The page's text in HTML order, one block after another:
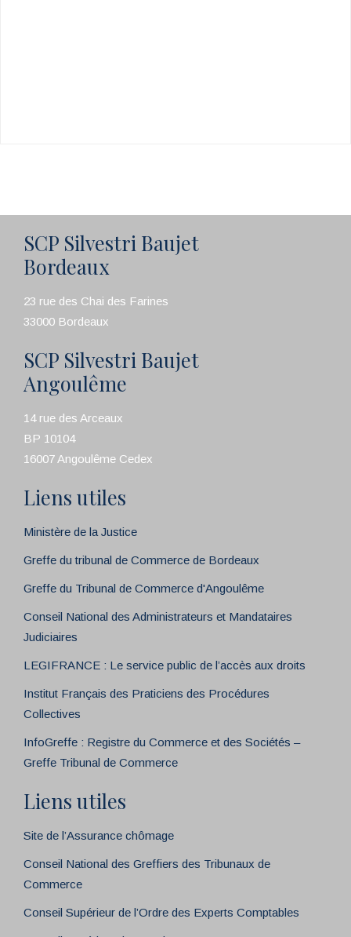
SCP Silvestri Baujet
Bordeaux
23 rue des Chai des Farines
33000 Bordeaux
SCP Silvestri Baujet
Angoulême
14 rue des Arceaux
BP 10104
16007 Angoulême Cedex
Liens utiles
Ministère de la Justice
Greffe du tribunal de Commerce de Bordeaux
Greffe du Tribunal de Commerce d'Angoulême
Conseil National des Administrateurs et Mandataires
Judiciaires
LEGIFRANCE : Le service public de l’accès aux droits
Institut Français des Praticiens des Procédures
Collectives
InfoGreffe : Registre du Commerce et des Sociétés –
Greffe Tribunal de Commerce
Liens utiles
Site de l’Assurance chômage
Conseil National des Greffiers des Tribunaux de
Commerce
Conseil Supérieur de l’Ordre des Experts Comptables